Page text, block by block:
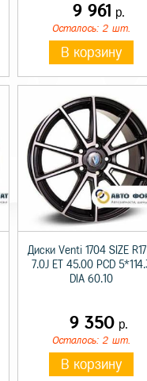
9 961 р.
Осталось: 2 шт.
В корзину
Диски Venti 1704 SIZE
7.0J ET 45.00 PCD
DIA 60.10
9 350 р.
Осталось: 2 шт.
В корзину